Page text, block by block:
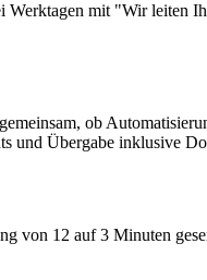
Werktagen mit "Wir leiten
ob
und Übergabe inklusive
von 12 auf 3 Minuten